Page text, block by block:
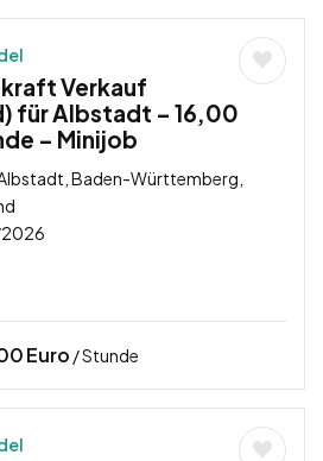
Verkauf
für Albstadt – 16,00
– Minijob
Baden-Württemberg,
Euro / Stunde